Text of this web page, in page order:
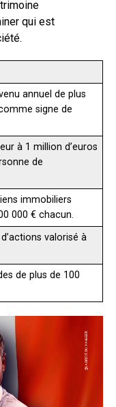
qui est
annuel de plus
signe de
à 1 million d’euros
de
immobiliers
000 € chacun.
valorisé à
de plus de 100